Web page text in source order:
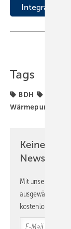
Integration
Tags
BDH
Keine
Newsletter!
Mit unserem
ausgewählte
kostenlos direkt